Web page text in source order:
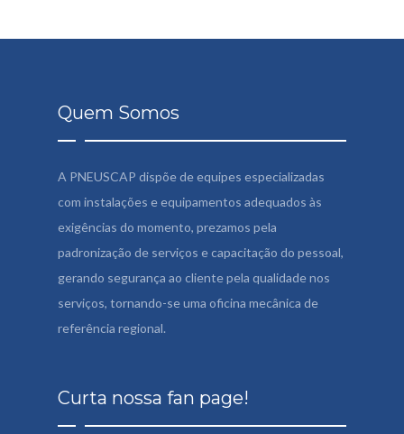
Quem Somos
A PNEUSCAP dispõe de equipes especializadas
com instalações e equipamentos adequados às
exigências do momento, prezamos pela
padronização de serviços e capacitação do pessoal,
gerando segurança ao cliente pela qualidade nos
serviços, tornando-se uma oficina mecânica de
referência regional.
Curta nossa fan page!